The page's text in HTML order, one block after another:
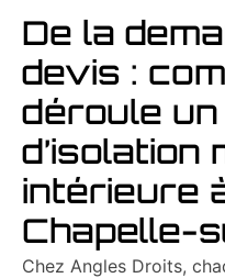
De la
devis :
déroule
d’isolation
intérieure
Chapelle-
Chez Angles Droits,